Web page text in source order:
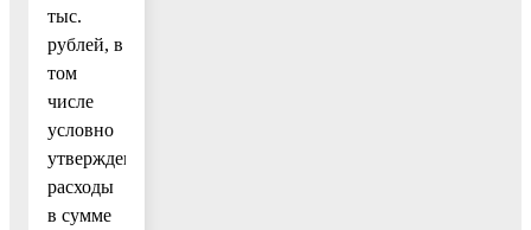
тыс.
рублей, в
том
числе
условно
утвержденные
расходы
в сумме